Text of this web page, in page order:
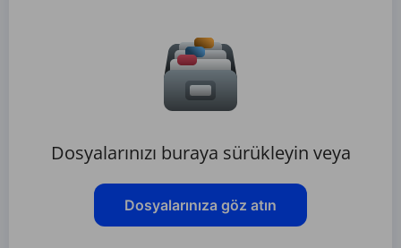
Dosyalarınızı buraya sürükleyin veya
Dosyalarınıza göz atın